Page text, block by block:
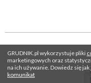
GRUDNIK.pl wykorzystuje pliki
marketingowych oraz
na ich używanie. Dowiedz się jak
komunikat